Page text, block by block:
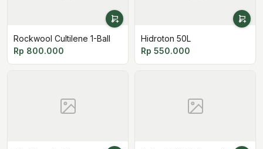
Rockwool Cultilene 1-Ball
Rp 800.000
Hidroton 50L
Rp 550.000